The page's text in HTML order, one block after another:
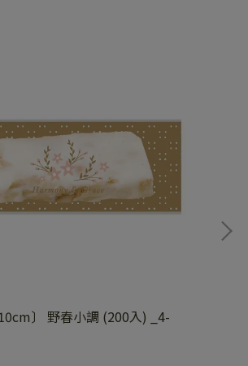
〕 野春小調 (200入) _4-